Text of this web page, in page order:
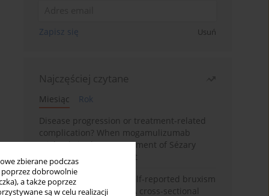
zbierane podczas
poprzez dobrowolnie
a także poprzez
są w celu realizacji
Zapisz się Usuń
Najczęściej czytane
Miesiąc
Rok
Disease progression or treatment-related
complication? When mogamulizumab
misleads in the management of Sézary
syndrome: A case report
Personality traits and self-reported bruxism
in university students: A cross-sectional